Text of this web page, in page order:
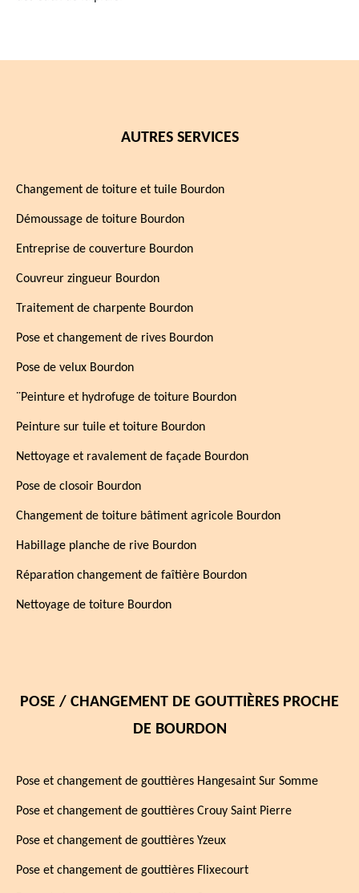
AUTRES SERVICES
Changement de toiture et tuile Bourdon
Démoussage de toiture Bourdon
Entreprise de couverture Bourdon
Couvreur zingueur Bourdon
Traitement de charpente Bourdon
Pose et changement de rives Bourdon
Pose de velux Bourdon
¨Peinture et hydrofuge de toiture Bourdon
Peinture sur tuile et toiture Bourdon
Nettoyage et ravalement de façade Bourdon
Pose de closoir Bourdon
Changement de toiture bâtiment agricole Bourdon
Habillage planche de rive Bourdon
Réparation changement de faîtière Bourdon
Nettoyage de toiture Bourdon
POSE / CHANGEMENT DE GOUTTIÈRES PROCHE
DE BOURDON
Pose et changement de gouttières Hangesaint Sur Somme
Pose et changement de gouttières Crouy Saint Pierre
Pose et changement de gouttières Yzeux
Pose et changement de gouttières Flixecourt